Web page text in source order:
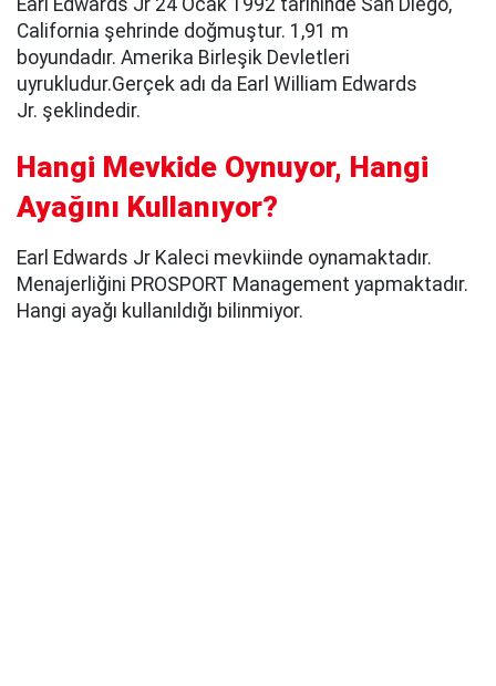
California şehrinde doğmuştur. 1,91 m
boyundadır. Amerika Birleşik Devletleri
uyrukludur.Gerçek adı da Earl William Edwards
Jr. şeklindedir.
Hangi Mevkide Oynuyor, Hangi
Ayağını Kullanıyor?
Earl Edwards Jr Kaleci mevkiinde oynamaktadır.
Menajerliğini PROSPORT Management yapmaktadır.
Hangi ayağı kullanıldığı bilinmiyor.